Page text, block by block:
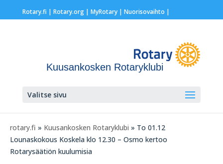
Rotary.fi | Rotary.org| MyRotary | Nuorisovaihto |
Kuusankosken Rotaryklubi
Valitse sivu
rotary.fi » Kuusankosken Rotaryklubi » To 01.12
Lounaskokous Koskela klo 12.30 – Osmo kertoo
Rotarysäätiön kuulumisia